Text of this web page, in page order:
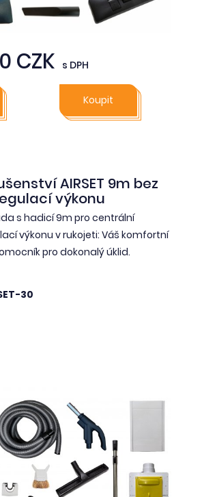
CZK s DPH
Koupit
AIRSET 9m bez
výkonu
s hadicí 9m pro centrální
výkonu v rukojeti: Váš komfortní
pro dokonalý úklid.
30